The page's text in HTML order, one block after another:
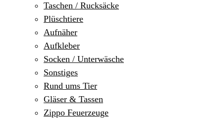
Taschen / Rucksäcke
Plüschtiere
Aufnäher
Aufkleber
Socken / Unterwäsche
Sonstiges
Rund ums Tier
Gläser & Tassen
Zippo Feuerzeuge